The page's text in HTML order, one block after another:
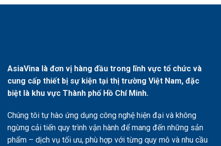
AsiaVina là đơn vị hàng đầu trong lĩnh vực tổ chức và
cung cấp thiết bị sự kiện tại thị trường Việt Nam, đặc
biệt là khu vực Thành phố Hồ Chí Minh.
Chúng tôi tự hào ứng dụng công nghệ hiện đại và không
ngừng cải tiến quy trình vận hành để mang đến những sản
phẩm – dịch vụ tối ưu, phù hợp với từng quy mô và nhu cầu